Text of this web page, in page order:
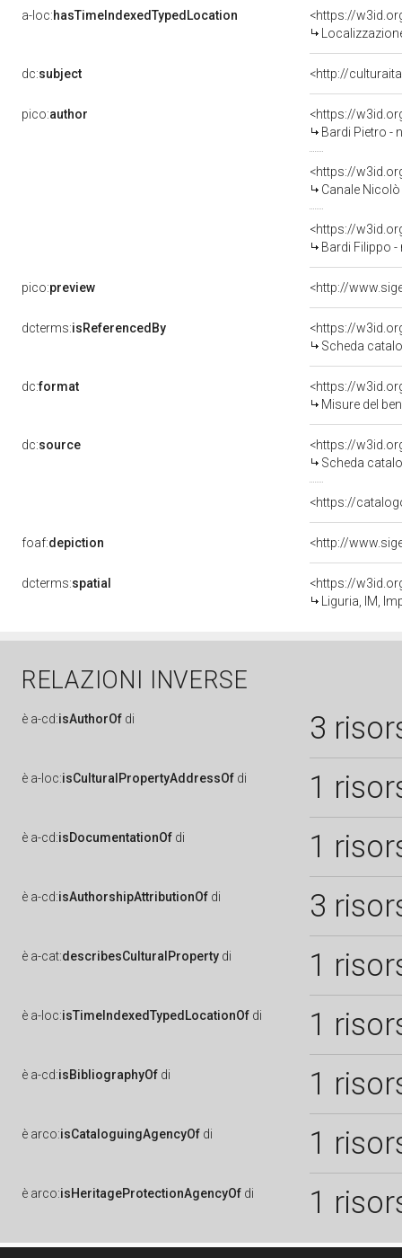
a-loc:hasTimeIndexedTypedLocation
<https://
dc:subject <http://
pico:author
<https://
Bardi Pietro -
<https://
Canale
<https://
Bardi Filippo
pico:preview
dcterms:isReferencedBy
<https://
Scheda
dc:format
<https://
Misure del
dc:source
<https://
Scheda
<https://
foaf:depiction
dcterms:spatial
<https://
Liguria, IM,
RELAZIONI INVERSE
è a-cd:isAuthorOf di 3
è a-loc:isCulturalPropertyAddressOf di 1
è a-cd:isDocumentationOf di 1
è a-cd:isAuthorshipAttributionOf di 3
è a-cat:describesCulturalProperty di 1
è a-loc:isTimeIndexedTypedLocationOf di 1
è a-cd:isBibliographyOf di 1
è arco:isCataloguingAgencyOf di 1
è arco:isHeritageProtectionAgencyOf di 1